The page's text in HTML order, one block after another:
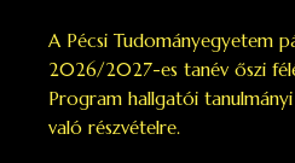
A Pécsi Tudományegyetem
2026/2027-es tanév őszi
Program hallgatói
való részvételre.